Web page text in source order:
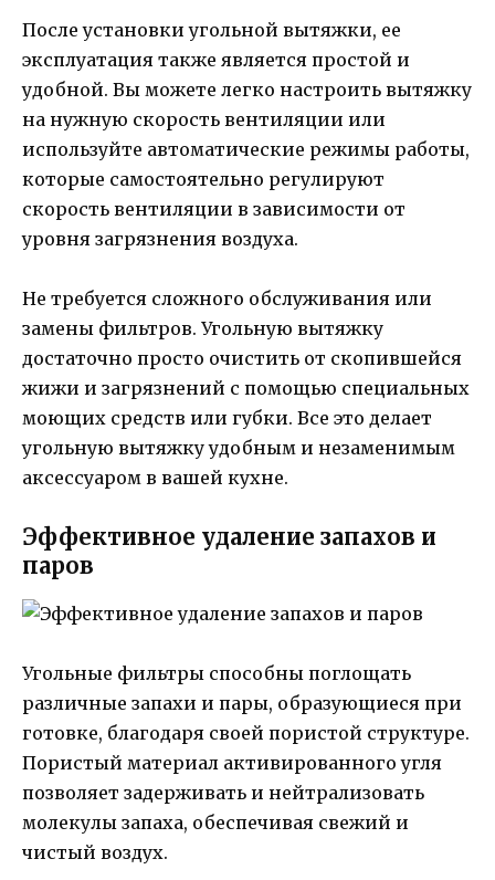
После установки угольной вытяжки, ее
эксплуатация также является простой и
удобной. Вы можете легко настроить вытяжку
на нужную скорость вентиляции или
используйте автоматические режимы работы,
которые самостоятельно регулируют
скорость вентиляции в зависимости от
уровня загрязнения воздуха.
Не требуется сложного обслуживания или
замены фильтров. Угольную вытяжку
достаточно просто очистить от скопившейся
жижи и загрязнений с помощью специальных
моющих средств или губки. Все это делает
угольную вытяжку удобным и незаменимым
аксессуаром в вашей кухне.
Эффективное удаление запахов и
паров
Угольные фильтры способны поглощать
различные запахи и пары, образующиеся при
готовке, благодаря своей пористой структуре.
Пористый материал активированного угля
позволяет задерживать и нейтрализовать
молекулы запаха, обеспечивая свежий и
чистый воздух.